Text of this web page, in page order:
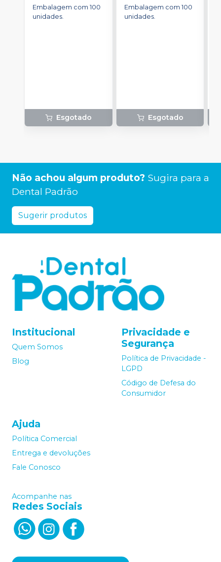
Embalagem com 100
unidades.
Esgotado
Branco
Embalagem com 100
unidades.
Esgotado
Não achou algum produto? Sugira para a
Dental Padrão
Sugerir produtos
Institucional
Quem Somos
Blog
Privacidade e
Segurança
Política de Privacidade -
LGPD
Código de Defesa do
Consumidor
Ajuda
Política Comercial
Entrega e devoluções
Fale Conosco
Acompanhe nas
Redes Sociais